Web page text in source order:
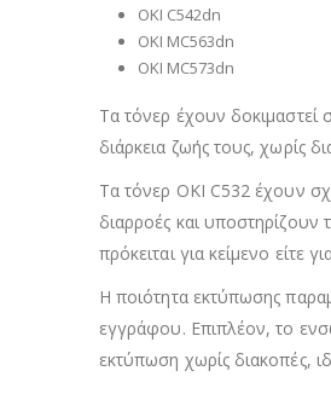
OKI C542dn
OKI MC563dn
OKI MC573dn
Τα τόνερ έχουν δοκιμαστεί
διάρκεια ζωής τους, χωρίς
Τα τόνερ OKI C532 έχουν
διαρροές και υποστηρίζουν
πρόκειται για κείμενο είτε
Η ποιότητα εκτύπωσης
εγγράφου. Επιπλέον, το
εκτύπωση χωρίς διακοπές,